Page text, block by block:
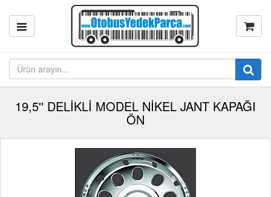
19,5'' DELİKLİ MODEL NİKEL JANT KAPAĞI
ÖN